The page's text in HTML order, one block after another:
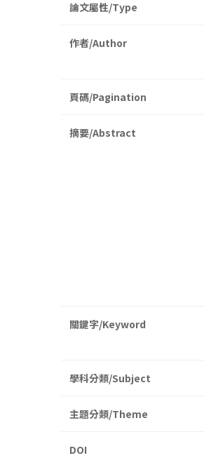
論文屬性/Type
作者/Author
頁碼/Pagination
摘要/Abstract
關鍵字/Keyword
學科分類/Subject
主題分類/Theme
DOI